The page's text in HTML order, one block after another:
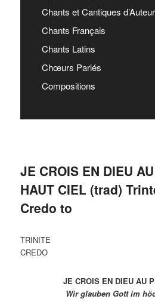
JE CROIS EN DIEU
HAUT CIEL (trad)
Credo to
TRINITE
CREDO
JE CROIS EN DIEU AU
Wir glauben Gott im
Chants et Cantiques
Chants Français
Chants Latins
Chœurs Parlés
Compositions